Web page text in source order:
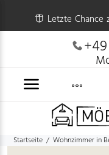
Letzte Chance
Startseite Wohnzimmer in